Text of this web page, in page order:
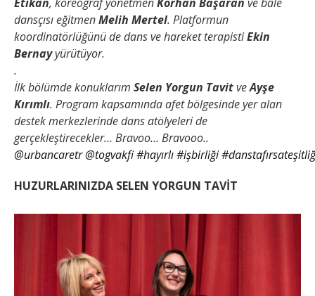
dansçısı eğitmenMelih Mertel. Platformun
koordinatörlüğünü de dans ve hareket terapistiEkin
Bernayyürütüyor.
.
İlk bölümde konuklarım Selen Yorgun TavitveAyşe
Kırımlı. Program kapsamında afet bölgesinde yer alan
destek merkezlerinde dans atölyeleri de
gerçekleştirecekler… Bravoo… Bravooo..
@urbancaretr@togvakfi#hayırlı#işbirliği
HUZURLARINIZDA SELEN YORGUN TAVİT